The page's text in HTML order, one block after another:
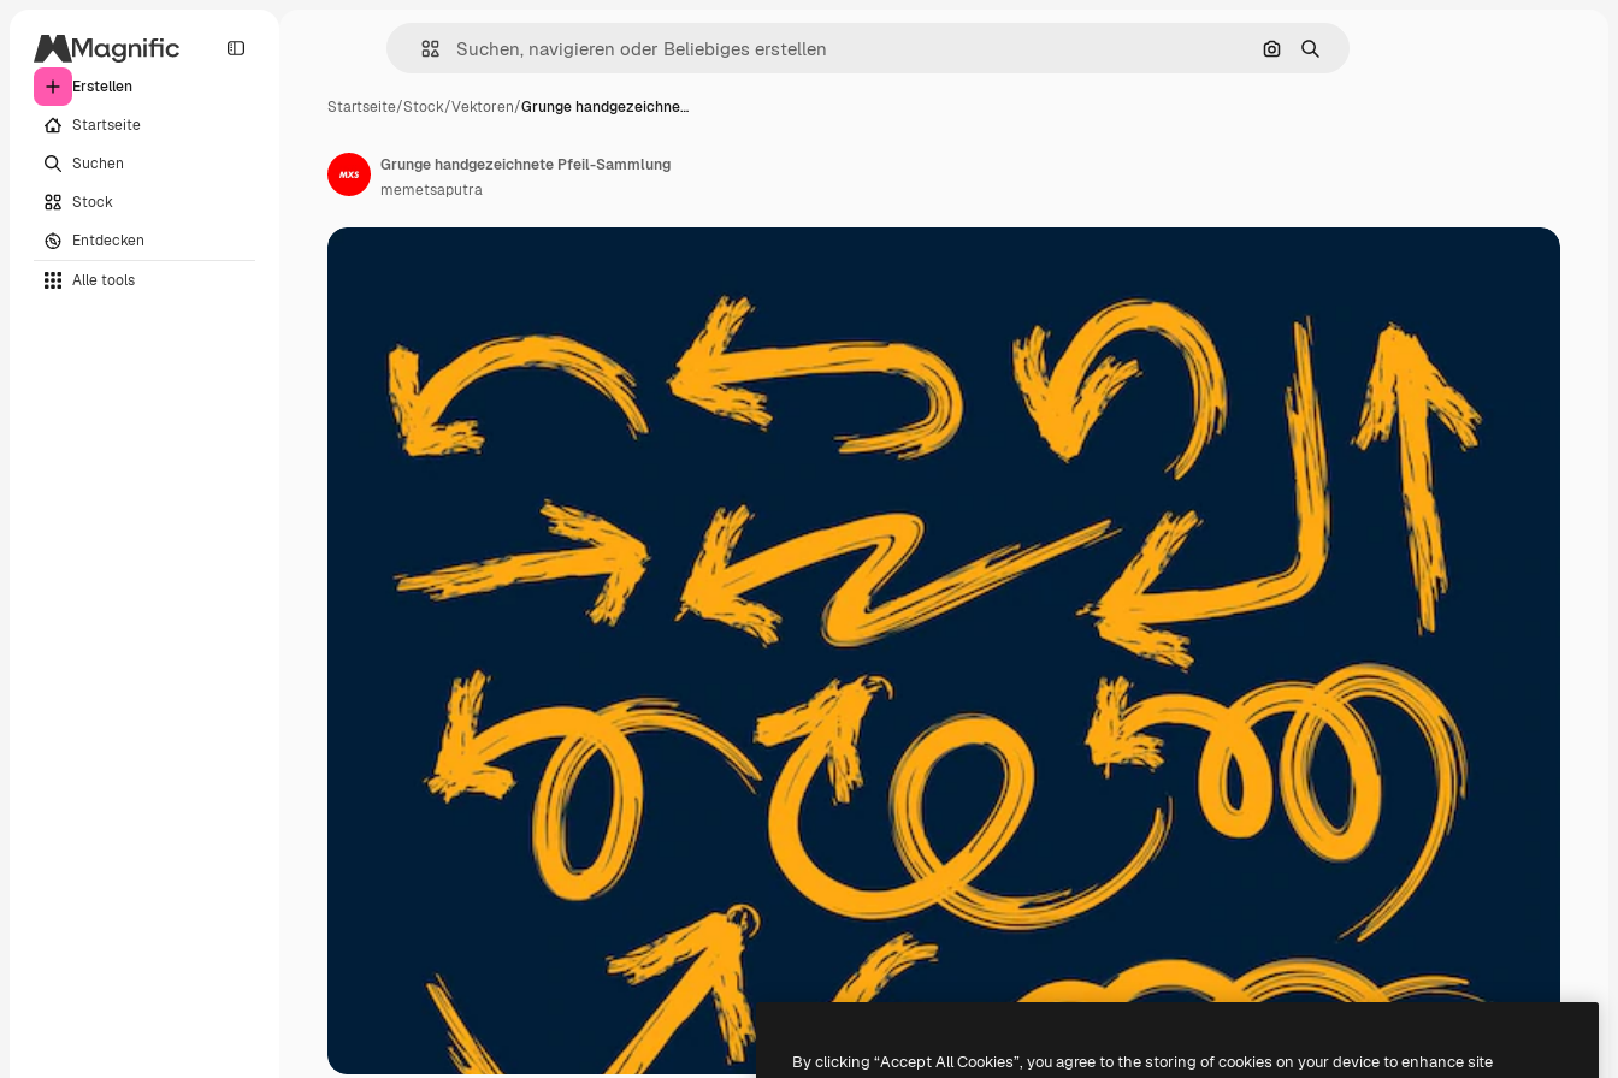
Erstellen
Startseite
Suchen
Stock
Entdecken
Alle tools
Nach Bild suchen
Suchen
Startseite/Stock/Vektoren/Grunge handgezeichne…
Grunge handgezeichnete Pfeil-Sammlung
memetsaputra
By clicking “Accept All Cookies”, you agree to the storing of cookies on your device to enhance site